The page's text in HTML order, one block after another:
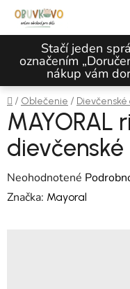
Prejsť na obsah
Stačí jeden
označením
nákup vám
Domov
/ Oblečenie /
MAYORAL
Priemerné hodnotenie
Neohodnotené
Značka: Mayoral